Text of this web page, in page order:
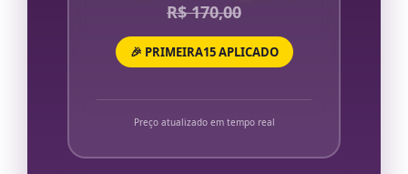
R$ 170,00
🎉 PRIMEIRA15 APLICADO
Preço atualizado em tempo real